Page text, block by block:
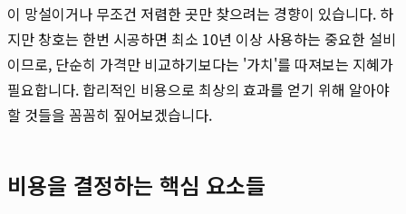
이 망설이거나 무조건 저렴한 곳만 찾으려는 경향이 있습니다. 하
지만 창호는 한번 시공하면 최소 10년 이상 사용하는 중요한 설비
이므로, 단순히 가격만 비교하기보다는 '가치'를 따져보는 지혜가
필요합니다. 합리적인 비용으로 최상의 효과를 얻기 위해 알아야
할 것들을 꼼꼼히 짚어보겠습니다.
비용을 결정하는 핵심 요소들